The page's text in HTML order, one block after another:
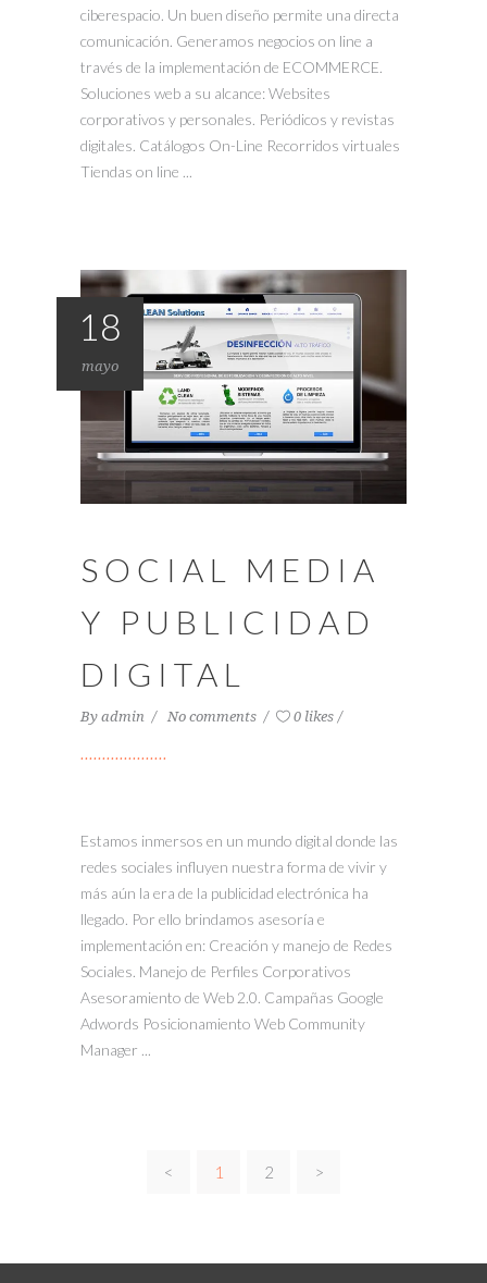
ciberespacio. Un buen diseño permite una directa
comunicación. Generamos negocios on line a
través de la implementación de ECOMMERCE.
Soluciones web a su alcance: Websites
corporativos y personales. Periódicos y revistas
digitales. Catálogos On-Line Recorridos virtuales
Tiendas on line ...
18
mayo
SOCIAL MEDIA
Y PUBLICIDAD
DIGITAL
By admin No comments 0 likes
Estamos inmersos en un mundo digital donde las
redes sociales influyen nuestra forma de vivir y
más aún la era de la publicidad electrónica ha
llegado. Por ello brindamos asesoría e
implementación en: Creación y manejo de Redes
Sociales. Manejo de Perfiles Corporativos
Asesoramiento de Web 2.0. Campañas Google
Adwords Posicionamiento Web Community
Manager ...
< 1 2 >